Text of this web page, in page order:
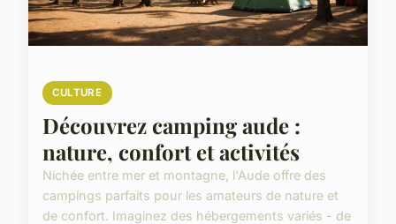
CULTURE
Découvrez camping aude :
nature, confort et activités
Nichée entre mer et montagne, l'Aude offre des
campings parfaits pour les amateurs de nature et
de confort. Imaginez des hébergements variés - de